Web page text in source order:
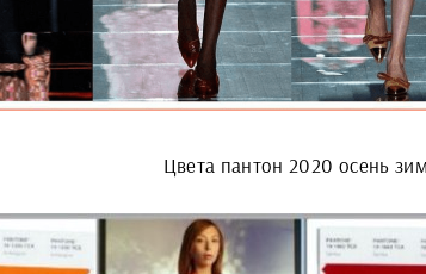
Цвета пантон 2020 осень